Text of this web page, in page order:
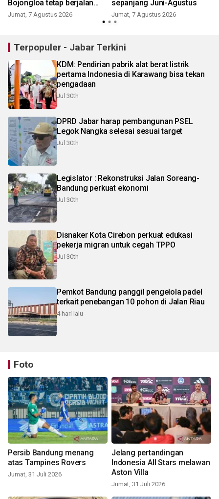
Bojongloa tetap berjalan
meski terdampak sengketa
Jumat, 7 Agustus 2026
sepanjang Juni-Agustus
Jumat, 7 Agustus 2026
Terpopuler - Jabar Terkini
KDM: Pendirian pabrik alat berat listrik
pertama Indonesia di Karawang bisa tekan
pengadaan
Jul 30th
DPRD Jabar harap pembangunan PSEL
Legok Nangka selesai sesuai target
Jul 30th
Legislator : Rekonstruksi Jalan Soreang-
Bandung perkuat ekonomi
Jul 30th
Disnaker Kota Cirebon perkuat edukasi
pekerja migran untuk cegah TPPO
Jul 30th
Pemkot Bandung panggil pengelola padel
terkait penebangan 10 pohon di Jalan Riau
4 hari lalu
Foto
Persib Bandung menang
atas Tampines Rovers
Jumat, 31 Juli 2026
Jelang pertandingan
Indonesia All Stars melawan
Aston Villa
Jumat, 31 Juli 2026